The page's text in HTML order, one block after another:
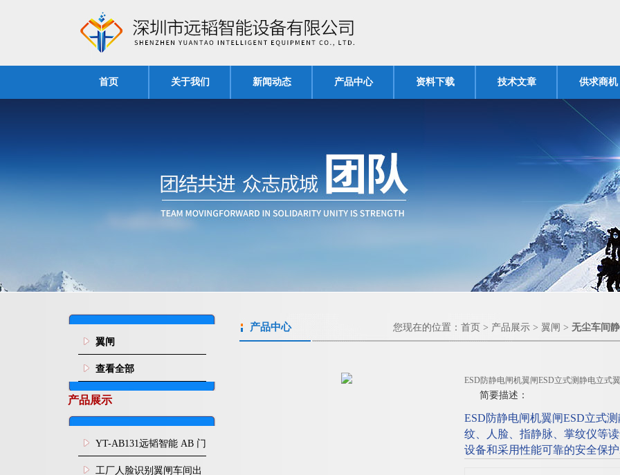
首页 关于我们 新闻动态 产品中心 资料下载 技术文章 供求商机
翼闸
查看全部
产品展示
YT-AB131远韬智能 AB 门
闸机双通道互锁防尾随闸
工厂人脸识别翼闸车间出
产品中心 您现在的位置： 首页 > 产品展示 > 翼闸 > 无尘车间
ESD防静电闸机翼闸ESD立式测静电立式
简要描述：
ESD防静电闸机翼闸ESD立式
纹、人脸、指静脉、掌纹仪等
设备和采用性能可靠的安全保